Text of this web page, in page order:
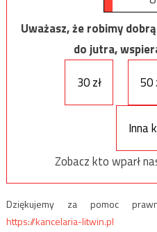
Uważasz, że robimy
do jutra,
30 zł
50
Inna
Zobacz kto wparł
Dziękujemy za pomoc
https://kancelaria-litwin.pl